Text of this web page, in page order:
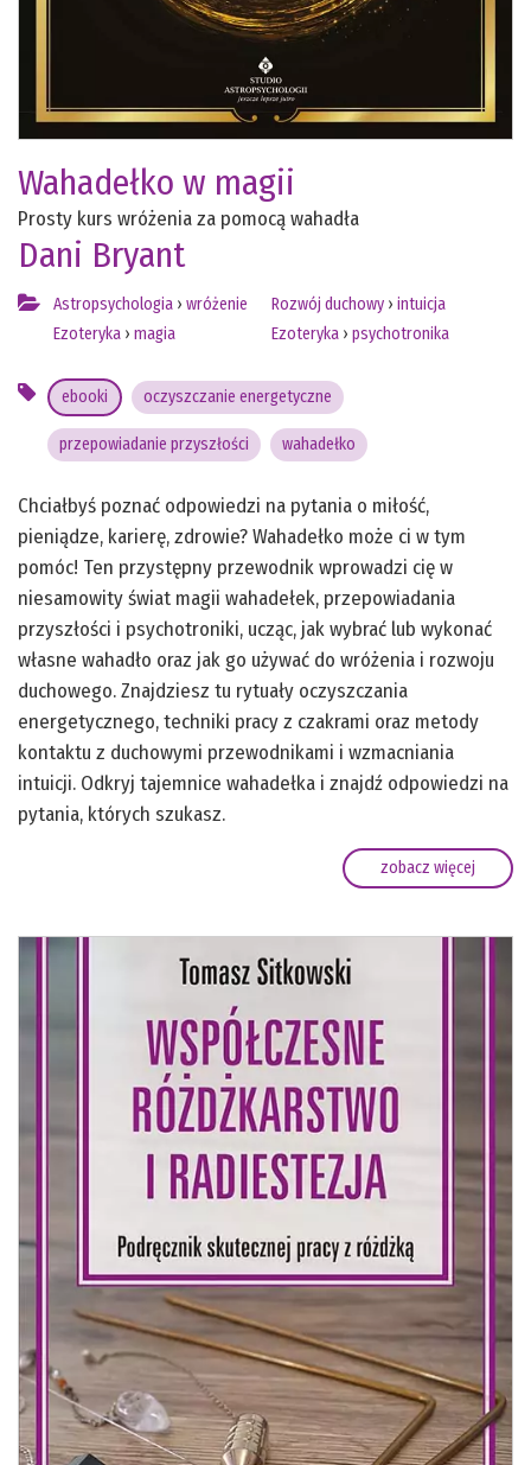
Wahadełko w magii
Prosty kurs wróżenia za pomocą wahadła
Dani Bryant
Astropsychologia › wróżenie
Ezoteryka › magia
Rozwój duchowy › intuicja
Ezoteryka › psychotronika
ebooki oczyszczanie energetyczne
przepowiadanie przyszłości wahadełko
Chciałbyś poznać odpowiedzi na pytania o miłość,
pieniądze, karierę, zdrowie? Wahadełko może ci w tym
pomóc! Ten przystępny przewodnik wprowadzi cię w
niesamowity świat magii wahadełek, przepowiadania
przyszłości i psychotroniki, ucząc, jak wybrać lub wykonać
własne wahadło oraz jak go używać do wróżenia i rozwoju
duchowego. Znajdziesz tu rytuały oczyszczania
energetycznego, techniki pracy z czakrami oraz metody
kontaktu z duchowymi przewodnikami i wzmacniania
intuicji. Odkryj tajemnice wahadełka i znajdź odpowiedzi na
pytania, których szukasz.
zobacz więcej